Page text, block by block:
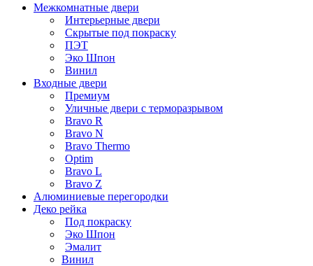
Межкомнатные двери
Интерьерные двери
Скрытые под покраску
ПЭТ
Эко Шпон
Винил
Входные двери
Премиум
Уличные двери с терморазрывом
Bravo R
Bravo N
Bravo Thermo
Optim
Bravo L
Bravo Z
Алюминиевые перегородки
Деко рейка
Под покраску
Эко Шпон
Эмалит
Винил